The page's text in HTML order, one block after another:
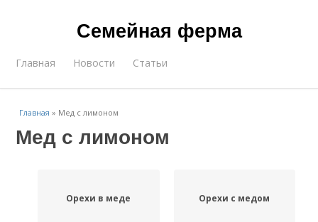
Семейная ферма
Главная Новости Статьи
Главная » Мед с лимоном
Мед с лимоном
Орехи в меде Орехи с медом